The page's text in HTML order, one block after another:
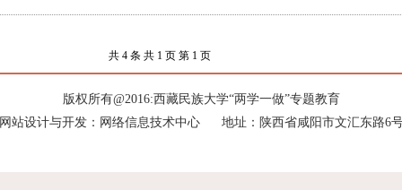
共 4 条 共 1 页 第 1 页
版权所有@2016:西藏民族大学“两学一做”专题教育
网站设计与开发：网络信息技术中心 地址：陕西省咸阳市文汇东路6